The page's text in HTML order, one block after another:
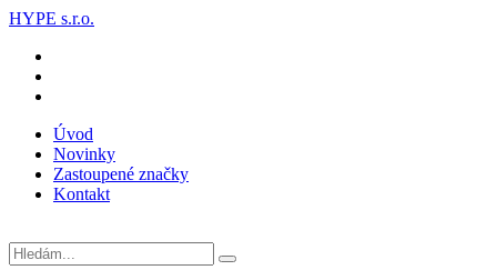
HYPE s.r.o.
Úvod
Novinky
Zastoupené značky
Kontakt